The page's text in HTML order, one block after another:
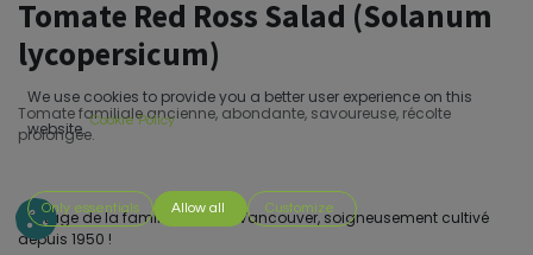
Tomate Red Ross Salad (Solanum
lycopersicum)
Tomate familiale ancienne, abondante, savoureuse, récolte
prolongée.
Héritage de la famille Ross de Vancouver, soigneusement cultivé
depuis 1950 !
We use cookies to provide you a better user experience on this
website. Cookie Policy
Only essentials Allow all Customize